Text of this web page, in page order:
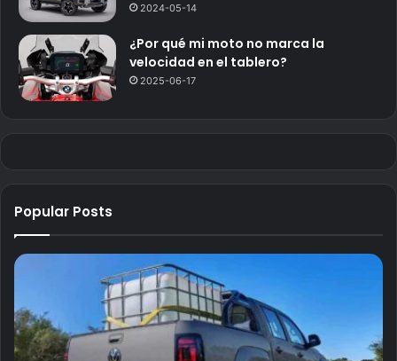
2024-05-14
¿Por qué mi moto no marca la
velocidad en el tablero?
2025-06-17
Popular Posts